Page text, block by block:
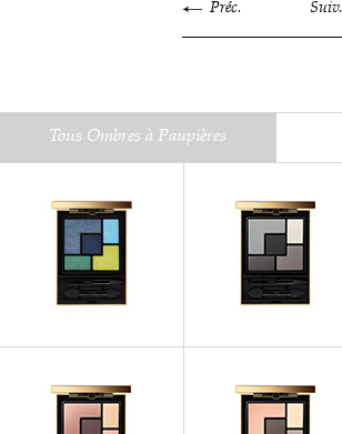
Préc. Suiv.
Tous Ombres à Paupières
OMBRES À PAUPIÈRES
OMBRES À PAUPIÈRES